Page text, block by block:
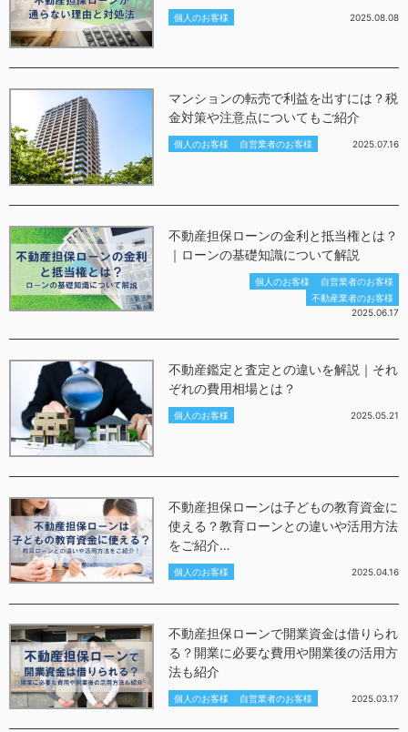
個人のお客様 2025.08.08
マンションの転売で利益を出すには？税
金対策や注意点についてもご紹介
個人のお客様 自営業者のお客様 2025.07.16
不動産担保ローンの金利と抵当権とは？
｜ローンの基礎知識について解説
個人のお客様
自営業者のお客様
不動産業者のお客様
2025.06.17
不動産鑑定と査定との違いを解説｜それ
ぞれの費用相場とは？
個人のお客様 2025.05.21
不動産担保ローンは子どもの教育資金に
使える？教育ローンとの違いや活用方法
をご紹介…
個人のお客様 2025.04.16
不動産担保ローンで開業資金は借りられ
る？開業に必要な費用や開業後の活用方
法も紹介
個人のお客様 自営業者のお客様 2025.03.17